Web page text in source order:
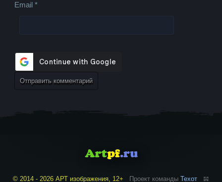
Email*
© 2014 - 2026 АРТ изображения, 12+ Проект команды Техот 𝌴